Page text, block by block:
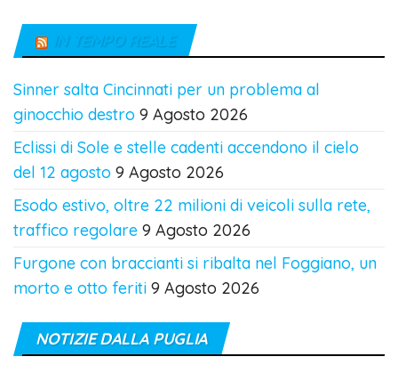
IN TEMPO REALE
Sinner salta Cincinnati per un problema al
ginocchio destro 9 Agosto 2026
Eclissi di Sole e stelle cadenti accendono il cielo
del 12 agosto 9 Agosto 2026
Esodo estivo, oltre 22 milioni di veicoli sulla rete,
traffico regolare 9 Agosto 2026
Furgone con braccianti si ribalta nel Foggiano, un
morto e otto feriti 9 Agosto 2026
NOTIZIE DALLA PUGLIA